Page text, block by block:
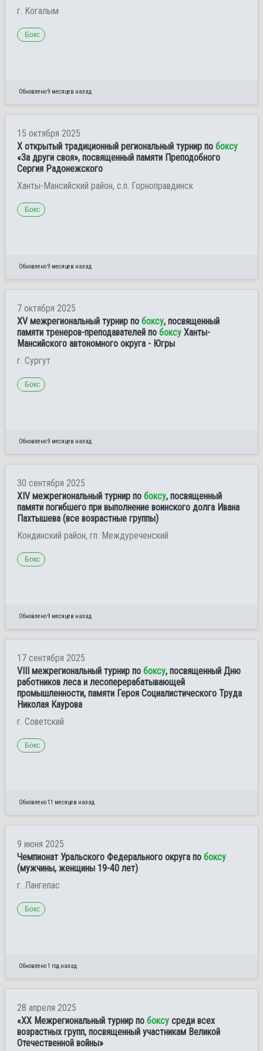
г. Когалым
Бокс
Обновлено 9 месяцев назад
15 октября 2025
X открытый традиционный региональный турнир по боксу
«За други своя», посвященный памяти Преподобного
Сергия Радонежского
Ханты-Мансийский район, с.п. Горноправдинск
Бокс
Обновлено 9 месяцев назад
7 октября 2025
XV межрегиональный турнир по боксу, посвященный
памяти тренеров-преподавателей по боксу Ханты-
Мансийского автономного округа - Югры
г. Сургут
Бокс
Обновлено 9 месяцев назад
30 сентября 2025
XIV межрегиональный турнир по боксу, посвященный
памяти погибшего при выполнение воинского долга Ивана
Пахтышева (все возрастные группы)
Кондинский район, гп. Междуреченский
Бокс
Обновлено 9 месяцев назад
17 сентября 2025
VIII межрегиональный турнир по боксу, посвященный Дню
работников леса и лесоперерабатывающей
промышленности, памяти Героя Социалистического Труда
Николая Каурова
г. Советский
Бокс
Обновлено 11 месяцев назад
9 июня 2025
Чемпионат Уральского Федерального округа по боксу
(мужчины, женщины 19-40 лет)
г. Лангепас
Бокс
Обновлено 1 год назад
28 апреля 2025
«XX Межрегиональный турнир по боксу среди всех
возрастных групп, посвященный участникам Великой
Отечественной войны»